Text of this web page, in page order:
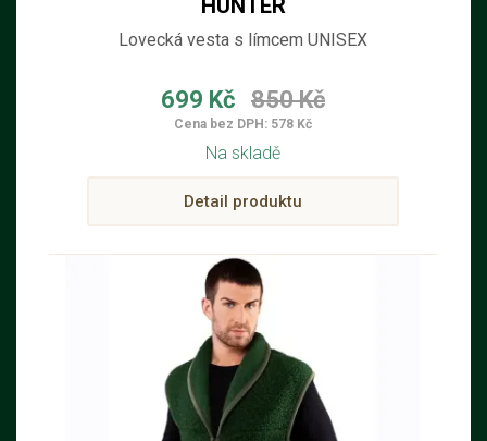
HUNTER
Lovecká vesta s límcem UNISEX
699 Kč 850 Kč
Cena bez DPH: 578 Kč
Na skladě
Detail produktu